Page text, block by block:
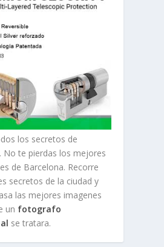
los secretos de
No te pierdas los mejores
de Barcelona. Recorre
secretos de la ciudad y
las mejores imagenes
un fotografo
se tratara.